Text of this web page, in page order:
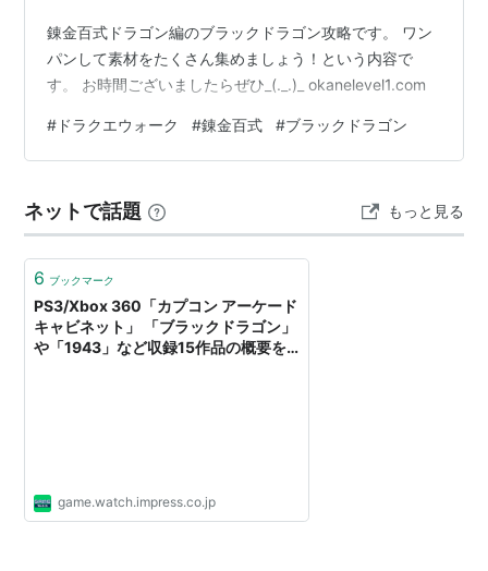
錬金百式ドラゴン編のブラックドラゴン攻略です。 ワン
パンして素材をたくさん集めましょう！という内容で
す。 お時間ございましたらぜひ_(._.)_ okanelevel1.com
# ドラクエウォーク #錬金百式 #ブラックドラゴン
ネットで話題 もっと見る
6 ブックマーク
PS3/Xbox 360「カプコン アーケード
キャビネット」 「ブラックドラゴン」
や「1943」など収録15作品の概要を
game.watch.impress.co.jp